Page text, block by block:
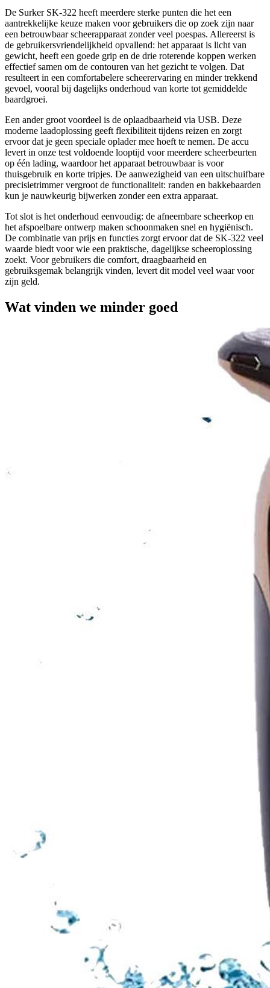
De Surker SK-322 heeft meerdere sterke punten die het een
aantrekkelijke keuze maken voor gebruikers die op zoek zijn naar
een betrouwbaar scheerapparaat zonder veel poespas. Allereerst is
de gebruikersvriendelijkheid opvallend: het apparaat is licht van
gewicht, heeft een goede grip en de drie roterende koppen werken
effectief samen om de contouren van het gezicht te volgen. Dat
resulteert in een comfortabelere scheerervaring en minder trekkend
gevoel, vooral bij dagelijks onderhoud van korte tot gemiddelde
baardgroei.
Een ander groot voordeel is de oplaadbaarheid via USB. Deze
moderne laadoplossing geeft flexibiliteit tijdens reizen en zorgt
ervoor dat je geen speciale oplader mee hoeft te nemen. De accu
levert in onze test voldoende looptijd voor meerdere scheerbeurten
op één lading, waardoor het apparaat betrouwbaar is voor
thuisgebruik en korte tripjes. De aanwezigheid van een uitschuifbare
precisietrimmer vergroot de functionaliteit: randen en bakkebaarden
kun je nauwkeurig bijwerken zonder een extra apparaat.
Tot slot is het onderhoud eenvoudig: de afneembare scheerkop en
het afspoelbare ontwerp maken schoonmaken snel en hygiënisch.
De combinatie van prijs en functies zorgt ervoor dat de SK-322 veel
waarde biedt voor wie een praktische, dagelijkse scheeroplossing
zoekt. Voor gebruikers die comfort, draagbaarheid en
gebruiksgemak belangrijk vinden, levert dit model veel waar voor
zijn geld.
Wat vinden we minder goed